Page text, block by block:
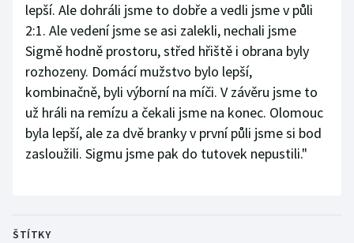
lepší. Ale dohráli jsme to dobře a vedli jsme v půli
2:1. Ale vedení jsme se asi zalekli, nechali jsme
Sigmě hodně prostoru, střed hřiště i obrana byly
rozhozeny. Domácí mužstvo bylo lepší,
kombinačně, byli výborní na míči. V závěru jsme to
už hráli na remízu a čekali jsme na konec. Olomouc
byla lepší, ale za dvě branky v první půli jsme si bod
zasloužili. Sigmu jsme pak do tutovek nepustili."
ŠTÍTKY